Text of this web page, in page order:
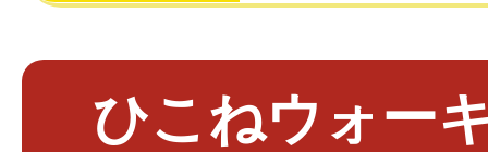
ひこねウォー